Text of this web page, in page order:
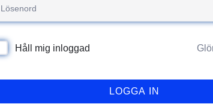
Håll mig inloggad
LOGGA IN